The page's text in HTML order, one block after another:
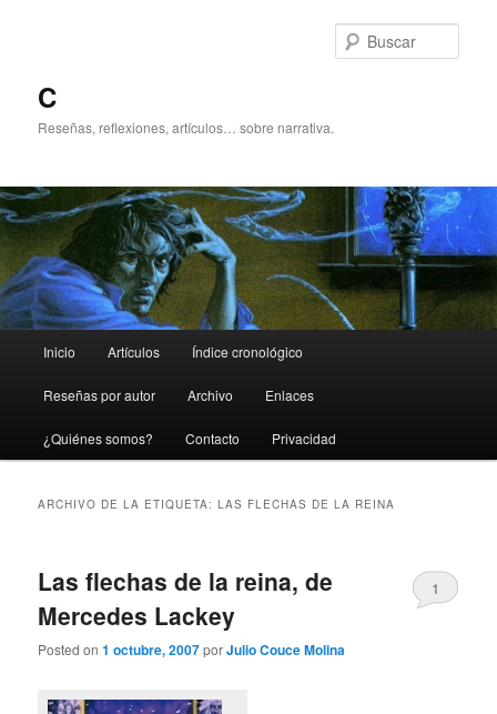
C
Reseñas, reflexiones, artículos… sobre narrativa.
principal
Inicio Artículos Índice cronológico
Reseñas por autor Archivo Enlaces
¿Quiénes somos? Contacto Privacidad
ARCHIVO DE LA ETIQUETA:LAS FLECHAS DE LA REINA
Las flechas de la reina, de
Mercedes Lackey
Posted on1 octubre, 2007porJulio Couce Molina
1